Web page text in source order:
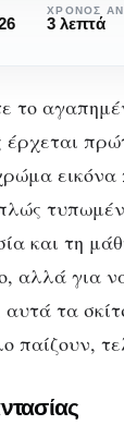
ΒΙΒΛΊΟ
ΧΡΌΝΟΣ
3 λεπτά
το
και τη
αλλά για
τα